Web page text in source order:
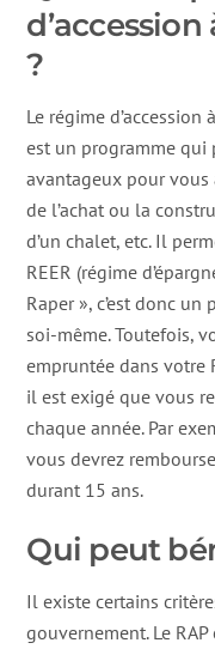
?
Le régime d’accession
est un programme qui
avantageux pour vous
de l’achat ou la
d’un chalet, etc. Il
REER (régime
Raper », c’est donc un
soi-même. Toutefois,
empruntée dans votre
il est exigé que vous
chaque année. Par
vous devrez
durant 15 ans.
Qui peut
Il existe certains
gouvernement. Le